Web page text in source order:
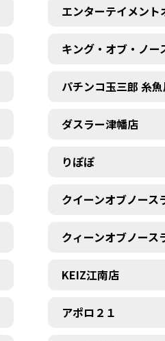
エンターテイメント
キング・オブ・ノー
パチンコ玉三郎 糸
ダスラー津幡店
りぽぽ
クイーンオブノース
クィーンオブノース
KEIZ江南店
アポロ２１